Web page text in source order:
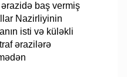
baş vermiş
Nazirliyinin
isti və küləkli
ərazilərə